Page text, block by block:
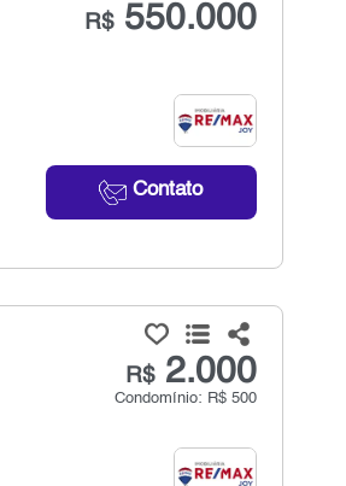
R$550.000
Contato
R$2.000
Condomínio: R$ 500